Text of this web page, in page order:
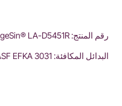
رقم المنتج: AgeSin® LA-D5451R
البدائل المكافئة: BASF EFKA 3031